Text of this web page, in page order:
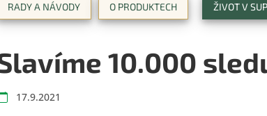
RADY A NÁVODY O PRODUKTECH ŽIVOT V
10.000
17.9.2021